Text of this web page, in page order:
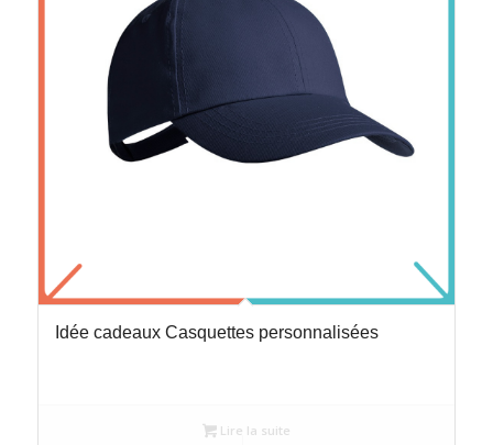
Idée cadeaux Casquettes personnalisées
Lire la suite